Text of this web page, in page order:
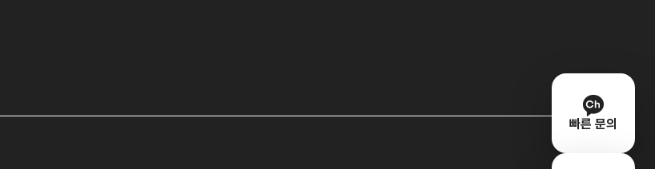
빠른 문의